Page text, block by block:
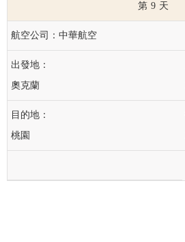
9
中華航空
奧克蘭
桃園